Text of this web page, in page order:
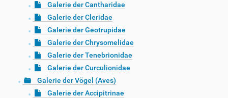
Galerie der Cantharidae
Galerie der Cleridae
Galerie der Geotrupidae
Galerie der Chrysomelidae
Galerie der Tenebrionidae
Galerie der Curculionidae
Galerie der Vögel (Aves)
Galerie der Accipitrinae